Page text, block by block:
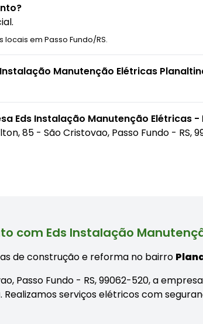
em Passo Fundo/RS.
Manutenção Elétricas
Eds Instalação Manutenção Elétricas -
85 - São Cristovao, Passo Fundo - RS,
com Eds Instalação
de construção e reforma no bairro
Passo Fundo - RS, 99062-520, a
. Realizamos serviços elétricos com